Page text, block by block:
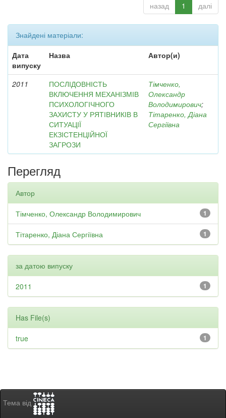
назад 1 далі
Знайдені матеріали:
Дата
випуску
Назва Автор(и)
2011
ПОСЛІДОВНІСТЬ
ВКЛЮЧЕННЯ МЕХАНІЗМІВ
ПСИХОЛОГІЧНОГО
ЗАХИСТУ У РЯТІВНИКІВ В
СИТУАЦІЇ
ЕКЗІСТЕНЦІЙНОЇ
ЗАГРОЗИ
Тімченко,
Олександр
Володимирович;
Тітаренко, Діана
Сергіївна
Перегляд
Автор
1
Тімченко, Олександр Володимирович
1
Тітаренко, Діана Сергіївна
за датою випуску
1
2011
Has File(s)
1
true
Тема від